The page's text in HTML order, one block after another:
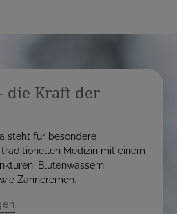
die Kraft der
steht für besondere
Medizin mit einem
Blütenwassern,
Zahncremen.